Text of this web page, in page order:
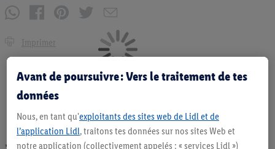
Imprimer
Avant de poursuivre : Vers le traitement de tes
données
Nous, en tant qu'exploitants des sites web de Lidl et de
l’application Lidl, traitons tes données sur nos sites Web et
notre application (collectivement appelés : « services Lidl »)